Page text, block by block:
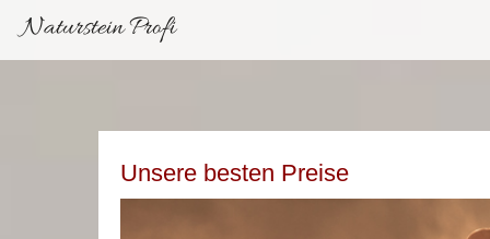
Naturstein Profi
Unsere besten Preise